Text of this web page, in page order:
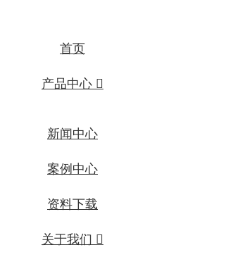
首页
产品中心 
新闻中心
案例中心
资料下载
关于我们 